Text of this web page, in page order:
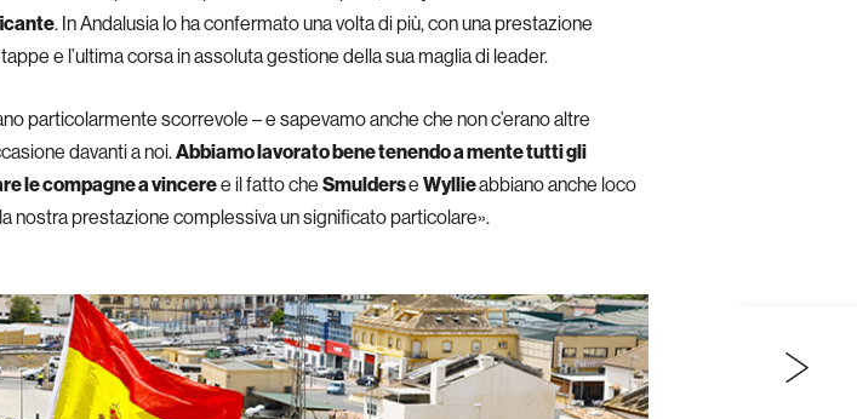
. In Andalusia lo ha confermato una volta di più, con una prestazione
e l’ultima corsa in assoluta gestione della sua maglia di leader.
particolarmente scorrevole – e sapevamo anche che non c’erano altre
davanti a noi.Abbiamo lavorato bene tenendo a mente tutti gli
le compagne a vinceree il fatto che Smulderse Wyllieabbiano anche loco
nostra prestazione complessiva un significato particolare».